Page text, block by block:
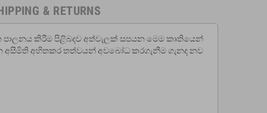
& RETURNS
කිරීම පිළිබදව අත්වැලක් සපයන මෙම කෘතියෙන්
අහිතකර තත්වයන් අවබෝධ කරගැනීම ගැනද නව